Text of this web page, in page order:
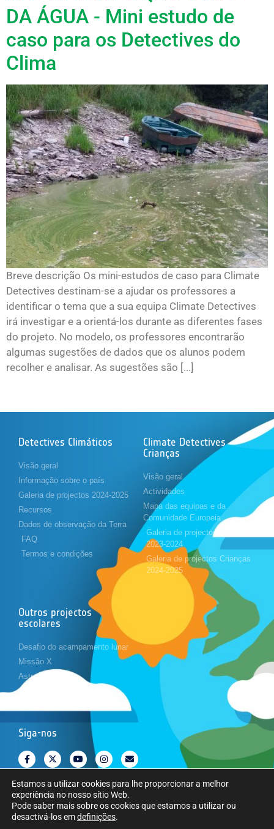
DA ÁGUA - Mini estudo de
caso para os Detectives do
Clima
Breve descrição Os mini-estudos de caso para Climate
Detectives destinam-se a ajudar os professores a
identificar o tema que a sua equipa Climate Detectives
irá investigar e a orientá-los durante as diferentes fases
do projeto. No modelo, os professores encontrarão
algumas sugestões de dados que os alunos podem
recolher e analisar. As sugestões são [...]
Detectives Climáticos
Visão geral
Informação sobre o país
Galeria de projectos 2024-2025
Recursos
Dados de observação da Terra
FAQ
Termos e condições
Climate Detectives
Crianças
Visão geral
Actividades
Mapa das equipas e da
Comunidade Europeia
Galeria de projectos Crianças
2023-2024
Galeria de projectos Crianças
2024-2025
Outros projectos
escolares
Desafio do acampamento lunar
Missão X
Astropi
Cansat
Siga-nos
Copyright © Agência Espacial Europeia. Todos os direitos reservados.
Estamos a utilizar cookies para lhe proporcionar a melhor
experiência no nosso sítio Web.
Pode saber mais sobre os cookies que estamos a utilizar ou
desactivá-los emdefinições.